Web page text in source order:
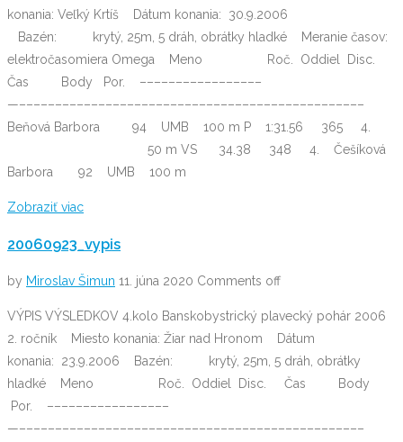
konania: Veľký Krtíš Dátum konania: 30.9.2006
Bazén: krytý, 25m, 5 dráh, obrátky hladké Meranie časov:
elektročasomiera Omega Meno Roč. Oddiel Disc.
Čas Body Por. –––––––––––––––––
—––––––––––––––––––––––––––––––––––––––––––––––––
Beňová Barbora 94 UMB 100 m P 1:31.56 365 4.
50 m VS 34.38 348 4. Češíková
Barbora 92 UMB 100 m
Zobraziť viac
20060923_vypis
by Miroslav Šimun 11. júna 2020 Comments off
VÝPIS VÝSLEDKOV 4.kolo Banskobystrický plavecký pohár 2006
2. ročník Miesto konania: Žiar nad Hronom Dátum
konania: 23.9.2006 Bazén: krytý, 25m, 5 dráh, obrátky
hladké Meno Roč. Oddiel Disc. Čas Body
Por. –––––––––––––––––
—––––––––––––––––––––––––––––––––––––––––––––––––